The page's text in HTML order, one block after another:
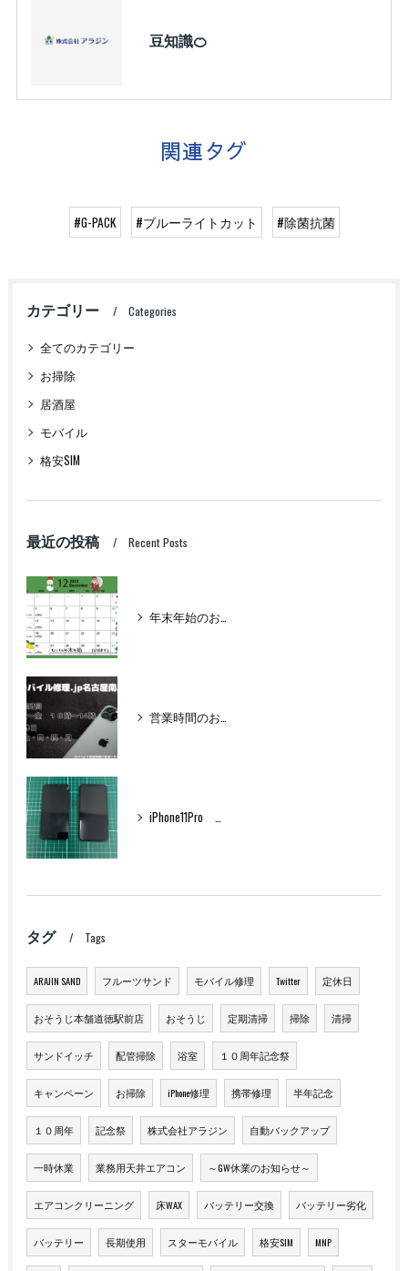
豆知識🍊
関連タグ
#G-PACK #ブルーライトカット #除菌抗菌
カテゴリー Categories
全てのカテゴリー
お掃除
居酒屋
モバイル
格安SIM
最近の投稿 Recent Posts
年末年始のお知らせ
営業時間のお知らせ
iPhone11Pro フロントパネル交換
タグ Tags
ARAJIN SAND フルーツサンド モバイル修理 Twitter 定休日
おそうじ本舗道徳駅前店 おそうじ 定期清掃 掃除 清掃
サンドイッチ 配管掃除 浴室 １０周年記念祭
キャンペーン お掃除 iPhone修理 携帯修理 半年記念
１０周年 記念祭 株式会社アラジン 自動バックアップ
一時休業 業務用天井エアコン ～GW休業のお知らせ～
エアコンクリーニング 床WAX バッテリー交換 バッテリー劣化
バッテリー 長期使用 スターモバイル 格安SIM MNP